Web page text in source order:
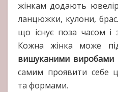
жінкам додають
ланцюжки, кулони,
що існує поза часом і
Кожна жінка може
вишуканими виробами
самим проявити себе
та формами.